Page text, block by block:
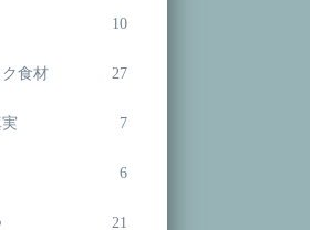
10
食材 27
7
6
21